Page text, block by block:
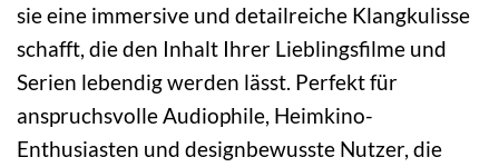
sie eine immersive und detailreiche Klangkulisse
schafft, die den Inhalt Ihrer Lieblingsfilme und
Serien lebendig werden lässt. Perfekt für
anspruchsvolle Audiophile, Heimkino-
Enthusiasten und designbewusste Nutzer, die